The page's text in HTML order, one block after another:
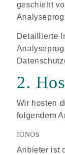
geschieht
Detaillierte
2.
Wir hosten
folgendem
IONOS
Anbieter ist